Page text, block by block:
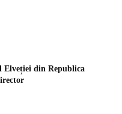
Elveției din Republica